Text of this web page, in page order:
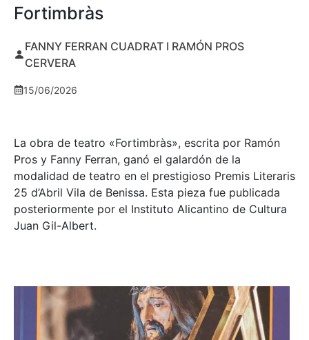
Fortimbràs
FANNY FERRAN CUADRAT I RAMÓN PROS
CERVERA
15/06/2026
La obra de teatro «Fortimbràs», escrita por Ramón
Pros y Fanny Ferran, ganó el galardón de la
modalidad de teatro en el prestigioso Premis Literaris
25 d’Abril Vila de Benissa. Esta pieza fue publicada
posteriormente por el Instituto Alicantino de Cultura
Juan Gil-Albert.